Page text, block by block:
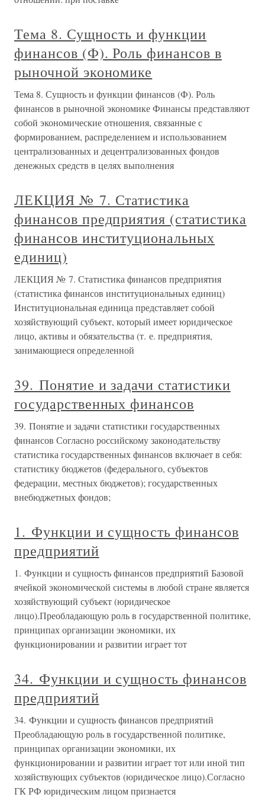
Тема 8. Сущность и функции
финансов (Ф). Роль финансов в
рыночной экономике
Тема 8. Сущность и функции финансов (Ф). Роль
финансов в рыночной экономике Финансы представляют
собой экономические отношения, связанные с
формированием, распределением и использованием
централизованных и децентрализованных фондов
денежных средств в целях выполнения
ЛЕКЦИЯ № 7. Статистика
финансов предприятия (статистика
финансов институциональных
единиц)
ЛЕКЦИЯ № 7. Статистика финансов предприятия
(статистика финансов институциональных единиц)
Институциональная единица представляет собой
хозяйствующий субъект, который имеет юридическое
лицо, активы и обязательства (т. е. предприятия,
занимающиеся определенной
39. Понятие и задачи статистики
государственных финансов
39. Понятие и задачи статистики государственных
финансов Согласно российскому законодательству
статистика государственных финансов включает в себя:
статистику бюджетов (федерального, субъектов
федерации, местных бюджетов); государственных
внебюджетных фондов;
1. Функции и сущность финансов
предприятий
1. Функции и сущность финансов предприятий Базовой
ячейкой экономической системы в любой стране является
хозяйствующий субъект (юридическое
лицо).Преобладающую роль в государственной политике,
принципах организации экономики, их
функционировании и развитии играет тот
34. Функции и сущность финансов
предприятий
34. Функции и сущность финансов предприятий
Преобладающую роль в государственной политике,
принципах организации экономики, их
функционировании и развитии играет тот или иной тип
хозяйствующих субъектов (юридическое лицо).Согласно
ГК РФ юридическим лицом признается